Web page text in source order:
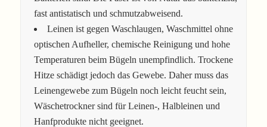
fast antistatisch und schmutzabweisend.
Leinen ist gegen Waschlaugen, Waschmittel ohne
optischen Aufheller, chemische Reinigung und hohe
Temperaturen beim Bügeln unempfindlich. Trockene
Hitze schädigt jedoch das Gewebe. Daher muss das
Leinengewebe zum Bügeln noch leicht feucht sein,
Wäschetrockner sind für Leinen-, Halbleinen und
Hanfprodukte nicht geeignet.